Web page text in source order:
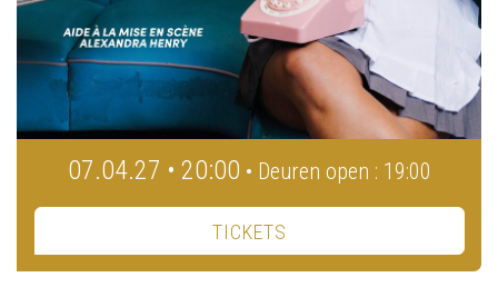
07.04.27 • 20:00 • Deuren open : 19:00
TICKETS